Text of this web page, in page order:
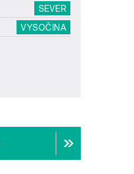
SEVER
VYSOČINA